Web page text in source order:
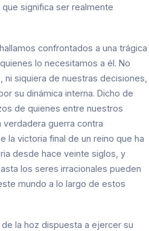
significa ser realmente
confrontados a una trágica
lo necesitamos a él. No
siquiera de nuestras decisiones,
su dinámica interna. Dicho de
de quienes entre nuestros
guerra contra
victoria final de un reino que ha
desde hace veinte siglos, y
los seres irracionales pueden
mundo a lo largo de estos
la hoz dispuesta a ejercer su